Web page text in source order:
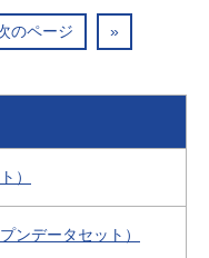
のページ »
）
ンデータセット）